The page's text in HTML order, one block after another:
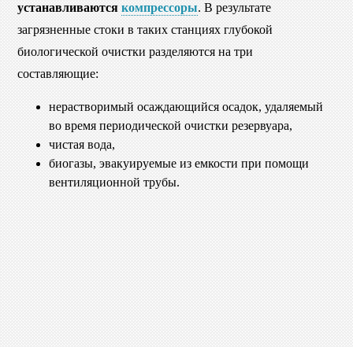
устанавливаются компрессоры. В результате
загрязненные стоки в таких станциях глубокой
биологической очистки разделяются на три
составляющие:
нерастворимый осаждающийся осадок, удаляемый
во время периодической очистки резервуара,
чистая вода,
биогазы, эвакуируемые из емкости при помощи
вентиляционной трубы.